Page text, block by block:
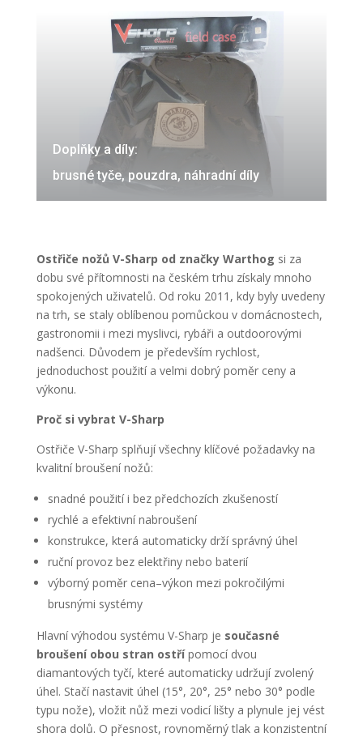
Doplňky a díly:
brusné tyče, pouzdra, náhradní díly
Ostřiče nožů V-Sharp od značky Warthog si za
dobu své přítomnosti na českém trhu získaly mnoho
spokojených uživatelů. Od roku 2011, kdy byly uvedeny
na trh, se staly oblíbenou pomůckou v domácnostech,
gastronomii i mezi myslivci, rybáři a outdoorovými
nadšenci. Důvodem je především rychlost,
jednoduchost použití a velmi dobrý poměr ceny a
výkonu.
Proč si vybrat V-Sharp
Ostřiče V-Sharp splňují všechny klíčové požadavky na
kvalitní broušení nožů:
snadné použití i bez předchozích zkušeností
rychlé a efektivní nabroušení
konstrukce, která automaticky drží správný úhel
ruční provoz bez elektřiny nebo baterií
výborný poměr cena–výkon mezi pokročilými
brusnými systémy
Hlavní výhodou systému V-Sharp je současné
broušení obou stran ostřípomocí dvou
diamantových tyčí, které automaticky udržují zvolený
úhel. Stačí nastavit úhel (15°, 20°, 25° nebo 30° podle
typu nože), vložit nůž mezi vodicí lišty a plynule jej vést
shora dolů. O přesnost, rovnoměrný tlak a konzistentní